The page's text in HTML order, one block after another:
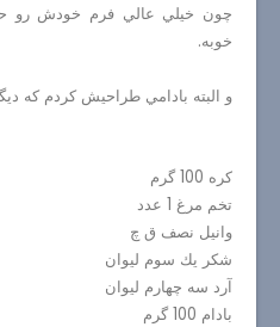
چون خيلي عالي فرم خودش رو
خوبه.
و البته بادامي طراحيش كردم كه
كره 100 گرم
تخم مرغ 1 عدد
وانيل نصف ق چ
شكر يك سوم ليوان
آرد سه چهارم ليوان
بادام 100 گرم